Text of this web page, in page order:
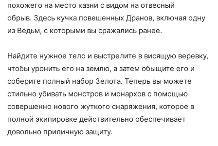
похожего на место казни с видом на отвесный
обрыв. Здесь кучка повешенных Дранов, включая одну
из Ведьм, с которыми вы сражались ранее.
Найдите нужное тело и выстрелите в висящую веревку,
чтобы уронить его на землю, а затем обыщите его и
соберите полный набор Зелота. Теперь вы можете
стильно убивать монстров и монархов с помощью
совершенно нового жуткого снаряжения, которое в
полной экипировке действительно обеспечивает
довольно приличную защиту.